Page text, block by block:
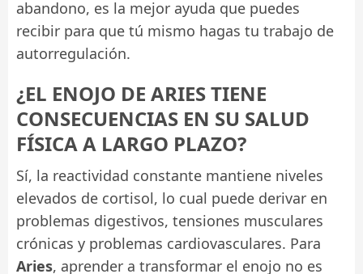
abandono, es la mejor ayuda que puedes
recibir para que tú mismo hagas tu trabajo de
autorregulación.
¿EL ENOJO DE ARIES TIENE
CONSECUENCIAS EN SU SALUD
FÍSICA A LARGO PLAZO?
Sí, la reactividad constante mantiene niveles
elevados de cortisol, lo cual puede derivar en
problemas digestivos, tensiones musculares
crónicas y problemas cardiovasculares. Para
Aries, aprender a transformar el enojo no es